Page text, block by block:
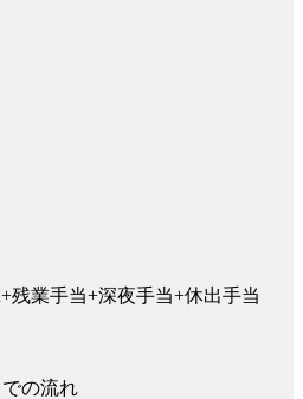
残業手当+深夜手当+休出手当
の流れ